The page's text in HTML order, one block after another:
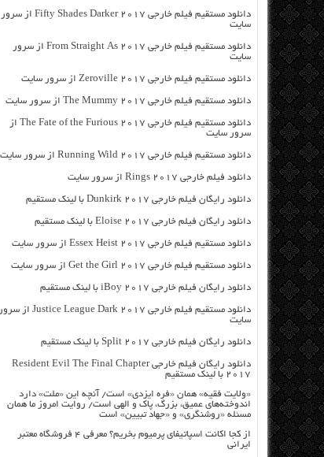
دانلود مستقیم فیلم خارجی Fifty Shades Darker 2017 از سرور
سایت
دانلود مستقیم فیلم خارجی From Straight As 2017 از سرور
سایت
دانلود مستقیم فیلم خارجی Zeroville 2017 از سرور سایت
دانلود مستقیم فیلم خارجی The Mummy 2017 از سرور سایت
دانلود مستقیم فیلم خارجی The Fate of the Furious 2017 از
سرور سایت
دانلود مستقیم فیلم خارجی Running Wild 2017 از سرور سایت
دانلود فیلم خارجی Rings 2017 از سرور سایت
دانلود رایگان فیلم خارجی Dunkirk 2017 با لینک مستقیم
دانلود رایگان فیلم خارجی Eloise 2017 با لینک مستقیم
دانلود مستقیم فیلم خارجی Essex Heist 2017 از سرور سایت
دانلود مستقیم فیلم خارجی Get the Girl 2017 از سرور سایت
دانلود رایگان فیلم خارجی iBoy 2017 با لینک مستقیم
دانلود مستقیم فیلم خارجی Justice League Dark 2017 از سرور
سایت
دانلود رایگان فیلم خارجی Split 2017 با لینک مستقیم
دانلود رایگان فیلم خارجی Resident Evil The Final Chapter
2017 با لینک مستقیم
«ولایت فقیه» همان «فره ایزدی» است/ آنچه این «ملت» دارد
اندوخته‌های عمیق، بزرگ، پاک و الهی است/ روایت امروز ما همان
مسئله «روشنگری» و «جهاد تبیین» است
از کجا اکانت اسپاتیفای پرمیوم بخریم؟ معرفی ۴ فروشگاه معتبر
ایرانی